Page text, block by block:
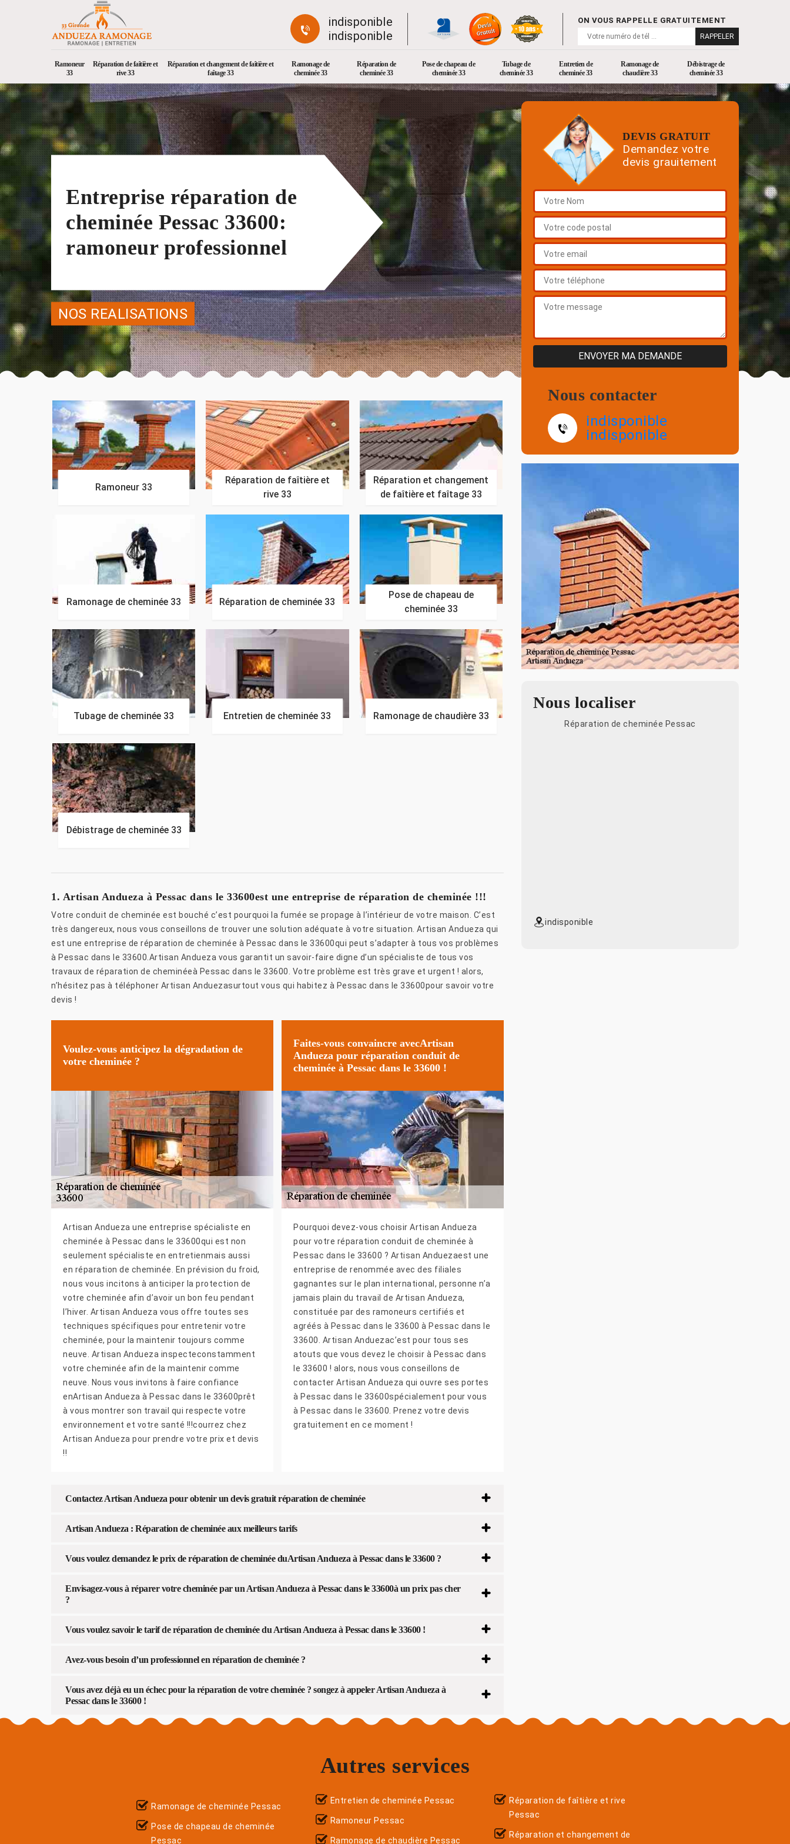
indisponible
indisponible
ON VOUS RAPPELLE GRATUITEMENT
Ramoneur
33
Réparation de faîtière et
rive 33
Réparation et changement de faîtière et
faîtage 33
Ramonage de
cheminée 33
Réparation de
cheminée 33
Pose de chapeau de
cheminée 33
Tubage de
cheminée 33
Entretien de
cheminée 33
Ramonage de
chaudière 33
Débistrage de
cheminée 33
Entreprise réparation de
cheminée Pessac 33600:
ramoneur professionnel
NOS REALISATIONS
Ramoneur 33
Réparation de faîtière et
rive 33
Réparation et changement
de faîtière et faîtage 33
Ramonage de cheminée 33 Réparation de cheminée 33
Pose de chapeau de
cheminée 33
Tubage de cheminée 33 Entretien de cheminée 33 Ramonage de chaudière 33
Débistrage de cheminée 33
1. Artisan Andueza à Pessac dans le 33600est une entreprise de réparation de cheminée !!!
Votre conduit de cheminée est bouché c’est pourquoi la fumée se propage à l’intérieur de votre maison. C’est
très dangereux, nous vous conseillons de trouver une solution adéquate à votre situation. Artisan Andueza qui
est une entreprise de réparation de cheminée à Pessac dans le 33600qui peut s’adapter à tous vos problèmes
à Pessac dans le 33600.Artisan Andueza vous garantit un savoir-faire digne d’un spécialiste de tous vos
travaux de réparation de cheminéeà Pessac dans le 33600. Votre problème est très grave et urgent ! alors,
n’hésitez pas à téléphoner Artisan Anduezasurtout vous qui habitez à Pessac dans le 33600pour savoir votre
devis !
Voulez-vous anticipez la dégradation de
votre cheminée ?
Artisan Andueza une entreprise spécialiste en
cheminée à Pessac dans le 33600qui est non
seulement spécialiste en entretienmais aussi
en réparation de cheminée. En prévision du froid,
nous vous incitons à anticiper la protection de
votre cheminée afin d’avoir un bon feu pendant
l’hiver. Artisan Andueza vous offre toutes ses
techniques spécifiques pour entretenir votre
cheminée, pour la maintenir toujours comme
neuve. Artisan Andueza inspecteconstamment
votre cheminée afin de la maintenir comme
neuve. Nous vous invitons à faire confiance
enArtisan Andueza à Pessac dans le 33600prêt
à vous montrer son travail qui respecte votre
environnement et votre santé !!!courrez chez
Artisan Andueza pour prendre votre prix et devis
!!
Faites-vous convaincre avecArtisan
Andueza pour réparation conduit de
cheminée à Pessac dans le 33600 !
Pourquoi devez-vous choisir Artisan Andueza
pour votre réparation conduit de cheminée à
Pessac dans le 33600 ? Artisan Anduezaest une
entreprise de renommée avec des filiales
gagnantes sur le plan international, personne n’a
jamais plain du travail de Artisan Andueza,
constituée par des ramoneurs certifiés et
agréés à Pessac dans le 33600 à Pessac dans le
33600. Artisan Anduezac’est pour tous ses
atouts que vous devez le choisir à Pessac dans
le 33600 ! alors, nous vous conseillons de
contacter Artisan Andueza qui ouvre ses portes
à Pessac dans le 33600spécialement pour vous
à Pessac dans le 33600. Prenez votre devis
gratuitement en ce moment !
Contactez Artisan Andueza pour obtenir un devis gratuit réparation de cheminée
Artisan Andueza : Réparation de cheminée aux meilleurs tarifs
Vous voulez demandez le prix de réparation de cheminée duArtisan Andueza à Pessac dans le 33600 ?
Envisagez-vous à réparer votre cheminée par un Artisan Andueza à Pessac dans le 33600à un prix pas cher
?
Vous voulez savoir le tarif de réparation de cheminée du Artisan Andueza à Pessac dans le 33600 !
Avez-vous besoin d’un professionnel en réparation de cheminée ?
Vous avez déjà eu un échec pour la réparation de votre cheminée ? songez à appeler Artisan Andueza à
Pessac dans le 33600 !
DEVIS GRATUIT
Demandez votre
devis grauitement
Nous contacter
indisponible
indisponible
Nous localiser
Réparation de cheminée Pessac
indisponible
Autres services
Ramonage de cheminée Pessac
Pose de chapeau de cheminée
Pessac
Entretien de cheminée Pessac
Ramoneur Pessac
Ramonage de chaudière Pessac
Réparation de faîtière et rive
Pessac
Réparation et changement de